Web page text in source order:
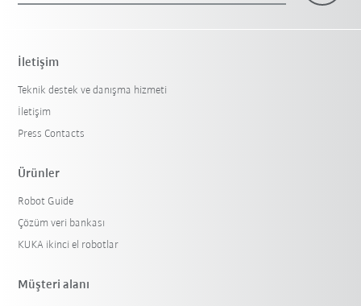
İletişim
Teknik destek ve danışma hizmeti
İletişim
Press Contacts
Ürünler
Robot Guide
Çözüm veri bankası
KUKA ikinci el robotlar
Müşteri alanı